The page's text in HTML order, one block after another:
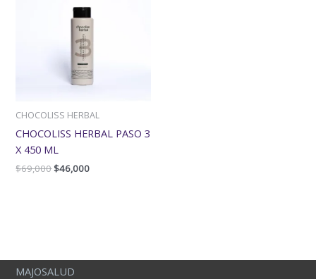
CHOCOLISS HERBAL
CHOCOLISS HERBAL PASO 3
X 450 ML
$69,000
$69,000.
$46,000
es:
$46,000.
MAJOSALUD